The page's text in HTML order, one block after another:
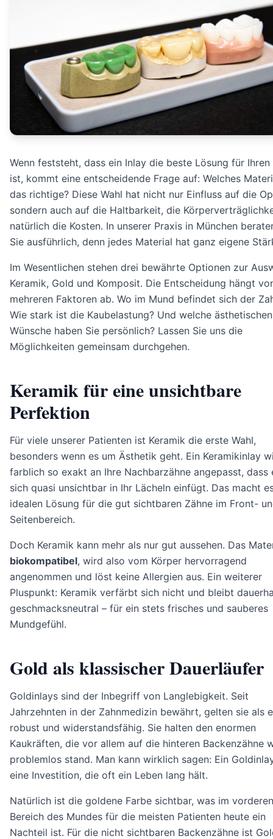
Wenn feststeht, dass ein Inlay die beste Lösung für Ihren
ist, kommt eine entscheidende Frage auf: Welches
das richtige? Diese Wahl hat nicht nur Einfluss auf die
sondern auch auf die Haltbarkeit, die
natürlich die Kosten. In unserer Praxis in München
Sie ausführlich, denn jedes Material hat ganz eigene
Im Wesentlichen stehen drei bewährte Optionen zur
Keramik, Gold und Komposit. Die Entscheidung hängt
mehreren Faktoren ab. Wo im Mund befindet sich der
Wie stark ist die Kaubelastung? Und welche ästhetischen
Wünsche haben Sie persönlich? Lassen Sie uns die
Möglichkeiten gemeinsam durchgehen.
Keramik für eine unsichtbare
Perfektion
Für viele unserer Patienten ist Keramik die erste Wahl,
besonders wenn es um Ästhetik geht. Ein Keramikinlay
farblich so exakt an Ihre Nachbarzähne angepasst, dass
sich quasi unsichtbar in Ihr Lächeln einfügt. Das macht
idealen Lösung für die gut sichtbaren Zähne im Front-
Seitenbereich.
Doch Keramik kann mehr als nur gut aussehen. Das
biokompatibel, wird also vom Körper hervorragend
angenommen und löst keine Allergien aus. Ein weiterer
Pluspunkt: Keramik verfärbt sich nicht und bleibt
geschmacksneutral – für ein stets frisches und sauberes
Mundgefühl.
Gold als klassischer Dauerläufer
Goldinlays sind der Inbegriff von Langlebigkeit. Seit
Jahrzehnten in der Zahnmedizin bewährt, gelten sie als
robust und widerstandsfähig. Sie halten den enormen
Kaukräften, die vor allem auf die hinteren Backenzähne
problemlos stand. Man kann wirklich sagen: Ein
eine Investition, die oft ein Leben lang hält.
Natürlich ist die goldene Farbe sichtbar, was im vorderen
Bereich des Mundes für die meisten Patienten heute ein
Nachteil ist. Für die nicht sichtbaren Backenzähne ist